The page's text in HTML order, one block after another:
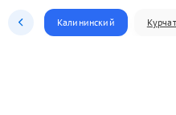
Калининский